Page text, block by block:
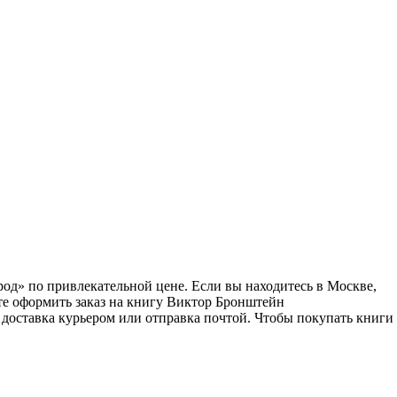
по привлекательной цене. Если вы находитесь в Москве,
оформить заказ на книгу Виктор Бронштейн
курьером или отправка почтой. Чтобы покупать книги